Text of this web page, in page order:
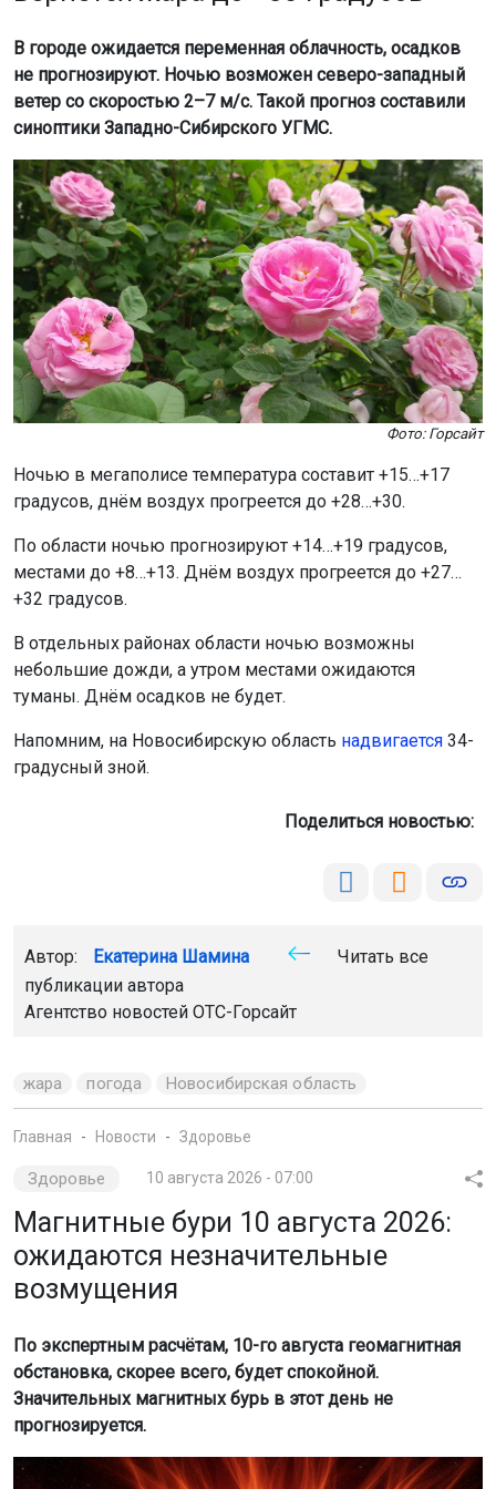
В городе ожидается переменная облачность, осадков
не прогнозируют. Ночью возможен северо-западный
ветер со скоростью 2–7 м/с. Такой прогноз составили
синоптики Западно-Сибирского УГМС.
Фото: Горсайт
Ночью в мегаполисе температура составит +15…+17
градусов, днём воздух прогреется до +28…+30.
По области ночью прогнозируют +14…+19 градусов,
местами до +8…+13. Днём воздух прогреется до +27…
+32 градусов.
В отдельных районах области ночью возможны
небольшие дожди, а утром местами ожидаются
туманы. Днём осадков не будет.
Напомним, на Новосибирскую область надвигается 34-
градусный зной.
Поделиться новостью:
Автор: Екатерина Шамина
Читать все
публикации автора
Агентство новостей ОТС-Горсайт
жара погода Новосибирская область
Главная Новости Здоровье
Здоровье 10 августа 2026 - 07:00
Магнитные бури 10 августа 2026:
ожидаются незначительные
возмущения
По экспертным расчётам, 10-го августа геомагнитная
обстановка, скорее всего, будет спокойной.
Значительных магнитных бурь в этот день не
прогнозируется.